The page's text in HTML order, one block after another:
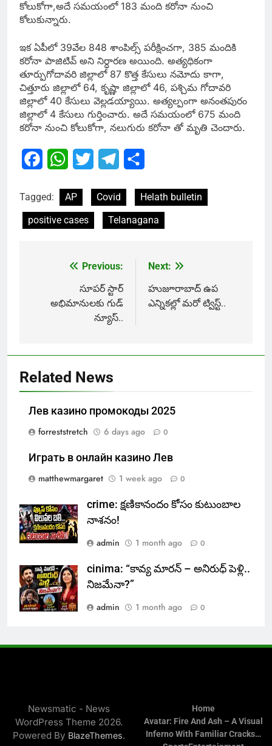
కోలుకోగా,అదే సమయంలో 183 మంది కరోనా నుంచి
కోలుకున్నారు.
ఇక ఏపీలో 39వేల 848 శాంపిల్స్ పరీక్షించగా, 385 మందికి
కరోనా పాజిటివ్ అని నిర్ధారణ అయింది. అత్యధికంగా
తూర్పుగోదావరి జిల్లాలో 87 కొత్త కేసులు నమోదు కాగా,
చిత్తూరు జిల్లాలో 64, కృష్ణా జిల్లాలో 46, పశ్చిమ గోదావరి
జిల్లాలో 40 కేసులు వెల్లడయ్యాయి. అత్యల్పంగా అనంతపురం
జిల్లాలో 4 కేసులు గుర్తించారు. అదే సమయంలో 675 మంది
కరోనా నుంచి కోలుకోగా, నలుగురు కరోనా తో మృతి చెందారు.
FacebookWhatsApp
Twitter Telegram
Tagged: AP Covid
Helath bulletin
positive cases
Telanagana
navigation
Previous:
సూపర్ స్టార్
అభిమానులకు గుడ్
న్యూస్..
Next:
హుజూరాబాద్ ఉప
ఎన్నికల్లో మరో ట్విస్ట్..
Related News
Лев казино промокоды 2025
forreststretch
6 days ago 0
Играть в онлайн казино Лев
matthewmargaret
1 week ago 0
crime: క్షణికానందం కోసం కుటుంబాల
నాశనం!
admin
1 month ago 0
cinima: “కావ్య మారన్ – అనిరుధ్ పెళ్లి..
నిజమేనా?”
admin
1 month ago 0
Newsmatic - News
WordPress Theme 2026.
Powered By BlazeThemes.
Home
Avatar: Fire And Ash – A Visual
Inferno With Familiar Cracks…